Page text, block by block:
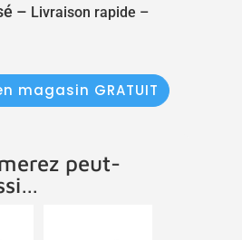
– Livraison rapide –
magasin GRATUIT
peut-